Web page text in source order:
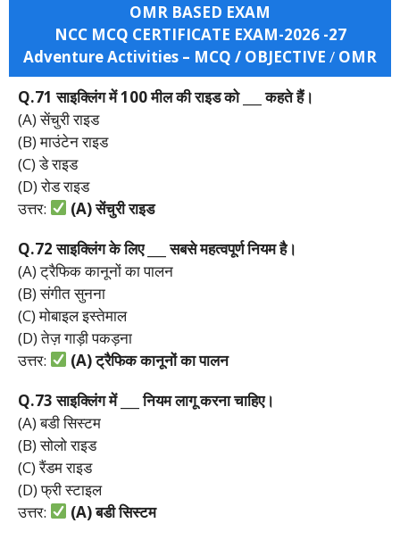
OMR BASED EXAM
NCC MCQ CERTIFICATE EXAM-2026 -27
Adventure Activities – MCQ / OBJECTIVE / OMR
Q.71साइक्लिंगमें 100मीलकीराइडको ___कहतेहैं।
(A) सेंचुरी राइड
(B) माउंटेन राइड
(C) डे राइड
(D) रोड राइड
उत्तर:
(A)सेंचुरीराइड
Q.72साइक्लिंगकेलिए ___सबसेमहत्वपूर्णनियमहै।
(A) ट्रैफिक कानूनों का पालन
(B) संगीत सुनना
(C) मोबाइल इस्तेमाल
(D) तेज़ गाड़ी पकड़ना
उत्तर:
(A)ट्रैफिककानूनोंकापालन
Q.73साइक्लिंगमें ___नियमलागूकरनाचाहिए।
(A) बडी सिस्टम
(B) सोलो राइड
(C) रैंडम राइड
(D) फ्री स्टाइल
उत्तर:
(A)बडीसिस्टम